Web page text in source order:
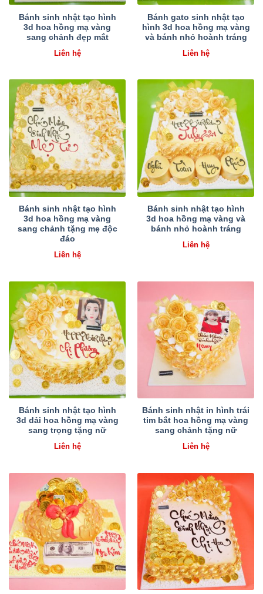
Bánh sinh nhật tạo hình
3d hoa hồng mạ vàng
sang chảnh đẹp mắt
Liên hệ
Bánh gato sinh nhật tạo
hình 3d hoa hồng mạ vàng
và bánh nhỏ hoành tráng
Liên hệ
Bánh sinh nhật tạo hình
3d hoa hồng mạ vàng
sang chảnh tặng mẹ độc
đáo
Liên hệ
Bánh sinh nhật tạo hình
3d hoa hồng mạ vàng và
bánh nhỏ hoành tráng
Liên hệ
Bánh sinh nhật tạo hình
3d dải hoa hồng mạ vàng
sang trọng tặng nữ
Liên hệ
Bánh sinh nhật in hình trái
tim bắt hoa hồng mạ vàng
sang chảnh tặng nữ
Liên hệ